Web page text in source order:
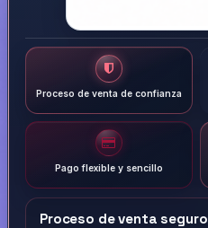
Proceso de venta de confianza
Pago flexible y sencillo
Proceso de venta seguro